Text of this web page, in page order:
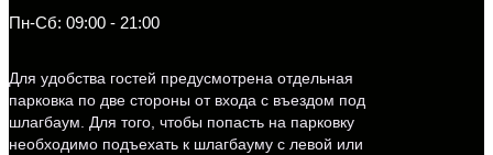
Пн-Сб: 09:00 - 21:00
Для удобства гостей предусмотрена отдельная
парковка по две стороны от входа с въездом под
шлагбаум. Для того, чтобы попасть на парковку
необходимо подъехать к шлагбауму с левой или